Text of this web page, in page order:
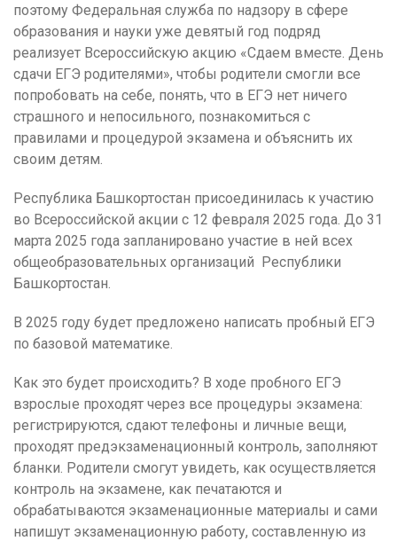
поэтому Федеральная служба по надзору в сфере
образования и науки уже девятый год подряд
реализует Всероссийскую акцию «Сдаем вместе. День
сдачи ЕГЭ родителями», чтобы родители смогли все
попробовать на себе, понять, что в ЕГЭ нет ничего
страшного и непосильного, познакомиться с
правилами и процедурой экзамена и объяснить их
своим детям.
Республика Башкортостан присоединилась к участию
во Всероссийской акции с 12 февраля 2025 года. До 31
марта 2025 года запланировано участие в ней всех
общеобразовательных организаций Республики
Башкортостан.
В 2025 году будет предложено написать пробный ЕГЭ
по базовой математике.
Как это будет происходить? В ходе пробного ЕГЭ
взрослые проходят через все процедуры экзамена:
регистрируются, сдают телефоны и личные вещи,
проходят предэкзаменационный контроль, заполняют
бланки. Родители смогут увидеть, как осуществляется
контроль на экзамене, как печатаются и
обрабатываются экзаменационные материалы и сами
напишут экзаменационную работу, составленную из